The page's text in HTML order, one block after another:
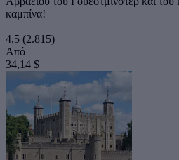
καμπίνα!
4,5 (2.815)
Από
34,14 $